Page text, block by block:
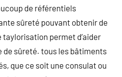
de référentiels
sûreté pouvant obtenir de
permet d’aider
de sûreté. tous les bâtiments
que ce soit une consulat ou